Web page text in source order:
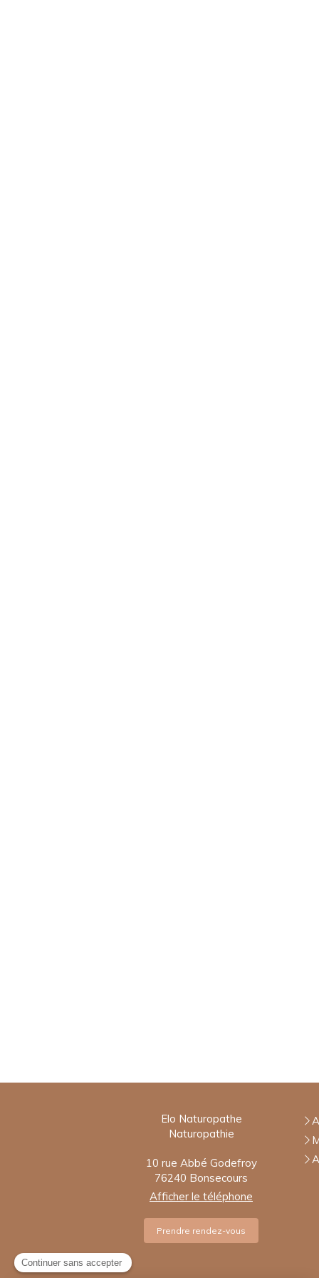
Elo Naturopathe
Naturopathie
10 rue Abbé Godefroy
76240 Bonsecours
Afficher le téléphone
Prendre rendez-vous